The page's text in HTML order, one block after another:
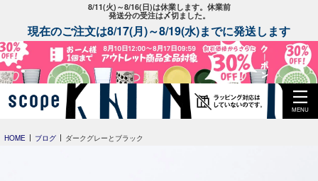
8/11(火)～8/16(日)は休業します。休業前
発送分の受注は〆切ました。
現在のご注文は8/17(月)～8/19(水)までに発送します
MENU
HOME ブログ ダークグレーとブラック